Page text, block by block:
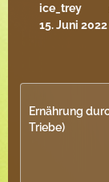
ice_trey
15. Juni
Ernährung
Triebe)